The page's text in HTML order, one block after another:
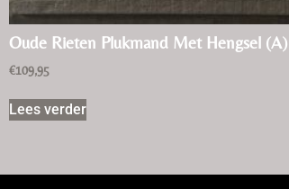
Oude Rieten Plukmand Met Hengsel (A)
€109,95
Lees verder